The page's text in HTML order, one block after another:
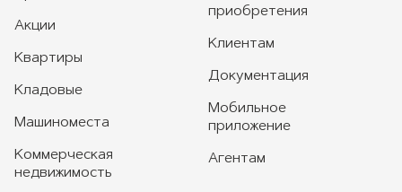
Акции
Квартиры
Кладовые
Машиноместа
Коммерческая
недвижимость
приобретения
Клиентам
Документация
Мобильное
приложение
Агентам